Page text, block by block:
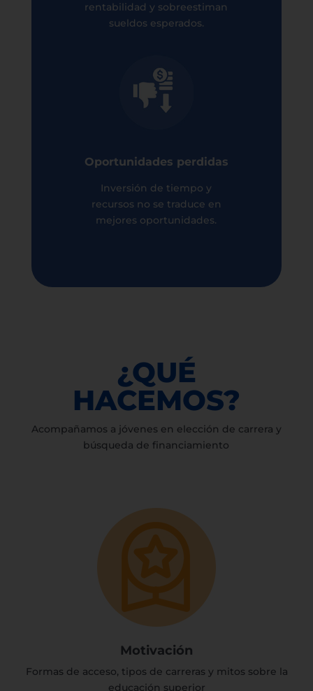
rentabilidad y sobreestiman
sueldos esperados.
Oportunidades perdidas
Inversión de tiempo y
recursos no se traduce en
mejores oportunidades.
¿QUÉ
HACEMOS?
Acompañamos a jóvenes en elección de carrera y
búsqueda de financiamiento
Motivación
Formas de acceso, tipos de carreras y mitos sobre la
educación superior